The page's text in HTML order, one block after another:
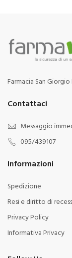
Farmacia San Giorgio
Contattaci
Messaggio
095/439107
Informazioni
Spedizione
Resi e diritto di
Privacy Policy
Informativa Privacy